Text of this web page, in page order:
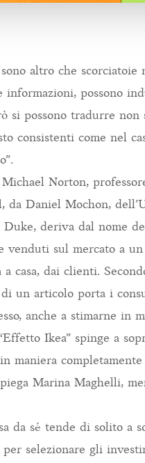
altro che
informazioni, possono
si possono tradurre non
consistenti come nel
Norton,
da Daniel Mochon,
deriva dal nome
venduti sul mercato a
casa, dai clienti.
un articolo porta i
anche a stimarne in
Ikea” spinge a
maniera
Marina Maghelli,
da sé tende di solito a
per selezionare gli